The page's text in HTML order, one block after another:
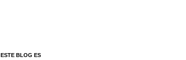
ESTE BLOG ES